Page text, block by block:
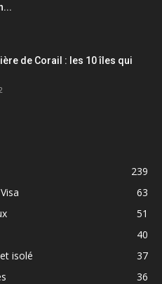
de Corail : les 10 îles qui
239
63
51
40
isolé
37
36